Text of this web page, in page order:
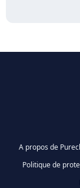
A propos de
Politique de